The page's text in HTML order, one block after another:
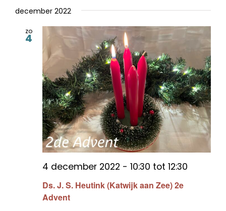
december 2022
zo
4
Ds. J. S. Heutink (Katwijk aan Zee) 2e
Advent
4 december 2022 - 10:30 tot 12:30